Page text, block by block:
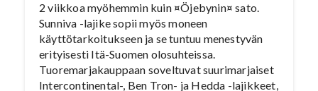
2 viikkoa myöhemmin kuin ¤Öjebynin¤ sato.
Sunniva -lajike sopii myös moneen
käyttötarkoitukseen ja se tuntuu menestyvän
erityisesti Itä-Suomen olosuhteissa.
Tuoremarjakauppaan soveltuvat suurimarjaiset
Intercontinental-, Ben Tron- ja Hedda -lajikkeet,